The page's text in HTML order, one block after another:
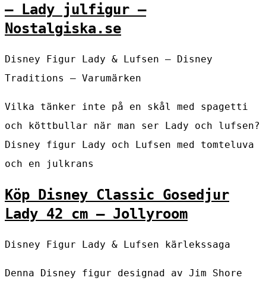
– Lady julfigur –
Nostalgiska.se
Disney Figur Lady & Lufsen – Disney
Traditions – Varumärken
Vilka tänker inte på en skål med spagetti
och köttbullar när man ser Lady och lufsen?
Disney figur Lady och Lufsen med tomteluva
och en julkrans
Köp Disney Classic Gosedjur
Lady 42 cm – Jollyroom
Disney Figur Lady & Lufsen kärlekssaga
Denna Disney figur designad av Jim Shore